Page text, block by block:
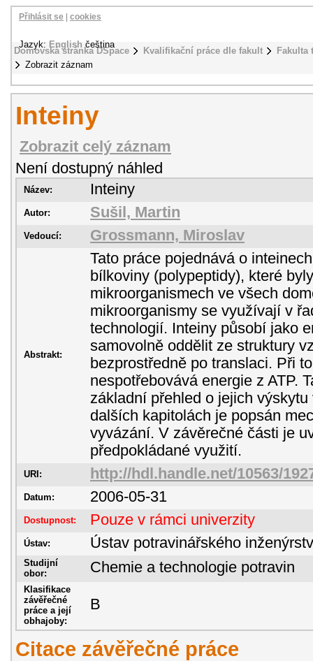
Domovská stránka DSpace Kvalifikační práce dle fakult
Fakulta
Zobrazit záznam
Přihlásit se cookies
Jazyk: English čeština
Inteiny
Zobrazit celý záznam
Není dostupný náhled
Název: Inteiny
Autor: Sušil, Martin
Vedoucí: Grossmann, Miroslav
Abstrakt:
Tato práce pojednává o
bílkoviny (polypeptidy), které
mikroorganismech ve všech
mikroorganismy se využívají v
technologií. Inteiny působí jako
samovolně oddělit ze struktury
bezprostředně po translaci. Při
nespotřebovává energie z ATP.
základní přehled o jejich
dalších kapitolách je popsán
vyvázání. V závěrečné části je
předpokládané využití.
URI: http://hdl.handle.net/10563/
Datum: 2006-05-31
Dostupnost: Pouze v rámci univerzity
Ústav: Ústav potravinářského
Studijní
obor:
Chemie a technologie potravin
Klasifikace
závěřečné
práce a její
obhajoby:
B
Citace závěřečné práce